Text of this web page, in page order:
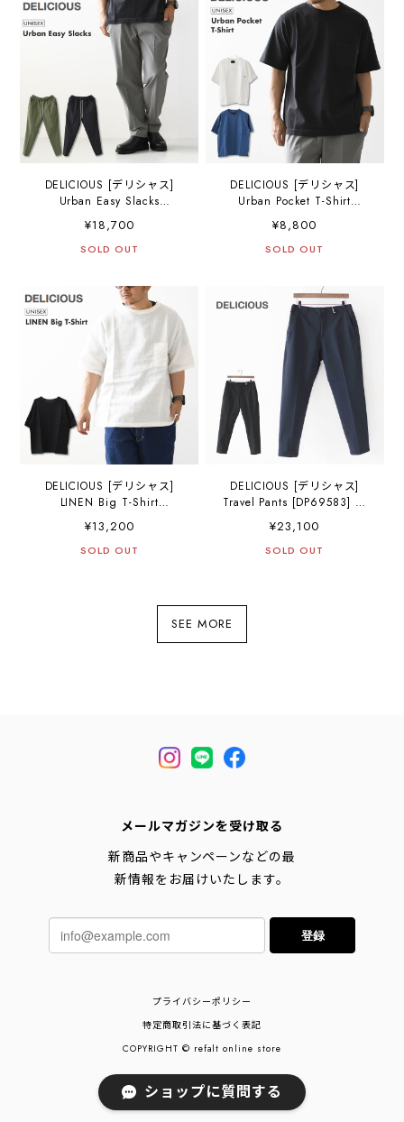
DELICIOUS [デリシャス]
Urban Easy Slacks
[DP86553] アーバンイージ
ースラックス・イージーパ
ンツ・リラックスパンツ・
め・フォーマル・MEN'S /
LADY'S [2025SS]
¥18,700
SOLD OUT
DELICIOUS [デリシャス]
Urban Pocket T-Shirt
[DC0165] アーバンポケット
T-シャツ・コットン・ゆった
りシルエット・ジャケット
ン・カジュアル・
MEN'S/LADY'S [2025SS]
¥8,800
SOLD OUT
DELICIOUS [デリシャス]
LINEN Big T-Shirt
シャツ・・ゆったりシルエ
ット・ジャケット合わせ・
¥13,200
SOLD OUT
DELICIOUS [デリシャス]
Travel Pants [DP69583] ト
ップパンツ・キレイ目パン
ツ」ドレスアップ・MEN'S
¥23,100
SOLD OUT
SEE MORE
メールマガジンを受け取る
新商品やキャンペーンなどの最
新情報をお届けいたします。
登録
プライバシーポリシー
特定商取引法に基づく表記
COPYRIGHT © refalt online store
ショップに質問する